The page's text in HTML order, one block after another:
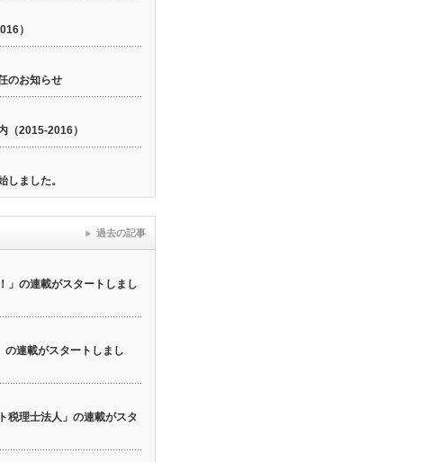
）
のお知らせ
（2015-2016）
しました。
」の連載がスタートしまし
の連載がスタートしまし
税理士法人」の連載がスタ
過去の記事